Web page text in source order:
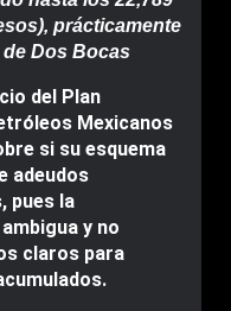
prácticamente
Dos Bocas
del Plan
Mexicanos
si su esquema
adeudos
pues la
y no
claros para